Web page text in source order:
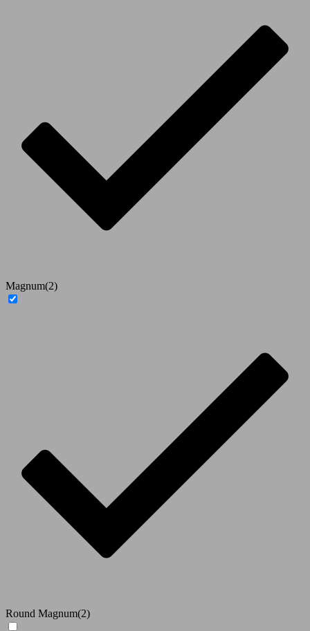
Magnum(2)
Round Magnum(2)